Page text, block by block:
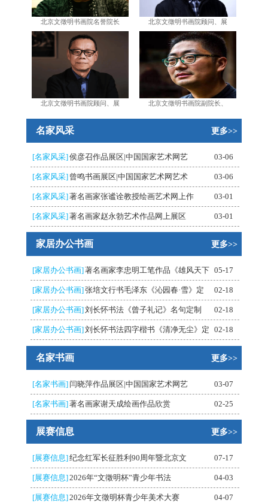
北京文徵明书画院名誉院长 北京文徵明书画院顾问、展
北京文徵明书画院顾问、展 北京文徵明书画院副院长、
名家风采 更多>>
[名家风采]侯彦召作品展区|中国国家艺术网艺 03-06
[名家风采] 曾鸣书画展区|中国国家艺术网艺术 03-06
[名家风采]著名画家张谧诠教授绘画艺术网上作 03-01
[名家风采]著名画家赵永勃艺术作品网上展区 03-01
家居办公书画 更多>>
[家居办公书画] 著名画家李忠明工笔作品《雄风天下 05-17
[家居办公书画] 张培文行书毛泽东《沁园春·雪》定 02-18
[家居办公书画] 刘长怀书法《曾子礼记》名句定制 02-18
[家居办公书画] 刘长怀书法四字楷书《清净无尘》定 02-18
名家书画 更多>>
[名家书画] 闫晓萍作品展区|中国国家艺术网艺 03-07
[名家书画]著名画家谢天成绘画作品欣赏 02-25
展赛信息 更多>>
[展赛信息] 纪念红军长征胜利90周年暨北京文 07-17
[展赛信息] 2026年“文徵明杯”青少年书法 04-03
[展赛信息] 2026年文徵明杯青少年美术大赛 04-07